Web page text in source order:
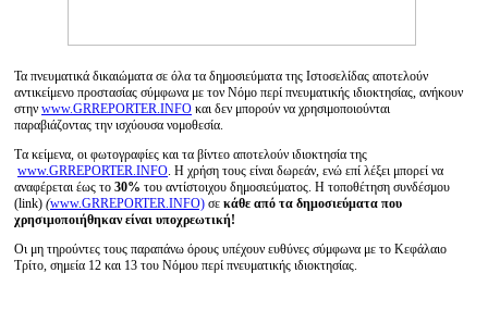
Τα πνευματικά δικαιώματα σε όλα τα δημοσιεύματα της Ιστοσελίδας αποτελούν
αντικείμενο προστασίας σύμφωνα με τον Νόμο περί πνευματικής ιδιοκτησίας, ανήκουν
στην www.GRREPORTER.INFO και δεν μπορούν να χρησιμοποιούνται
παραβιάζοντας την ισχύουσα νομοθεσία.
Тα κείμενα, οι φωτογραφίες και τα βίντεο αποτελούν ιδιοκτησία της
www.GRREPORTER.INFO. Η χρήση τους είναι δωρεάν, ενώ επί λέξει μπορεί να
αναφέρεται έως το 30% του αντίστοιχου δημοσιεύματος. Η τοποθέτηση συνδέσμου
(link) (www.GRREPORTER.INFO) σε κάθε από τα δημοσιεύματα που
χρησιμοποιήθηκαν είναι υποχρεωτική!
Οι μη τηρούντες τους παραπάνω όρους υπέχουν ευθύνες σύμφωνα με το Κεφάλαιο
Τρίτο, σημεία 12 και 13 του Νόμου περί πνευματικής ιδιοκτησίας.